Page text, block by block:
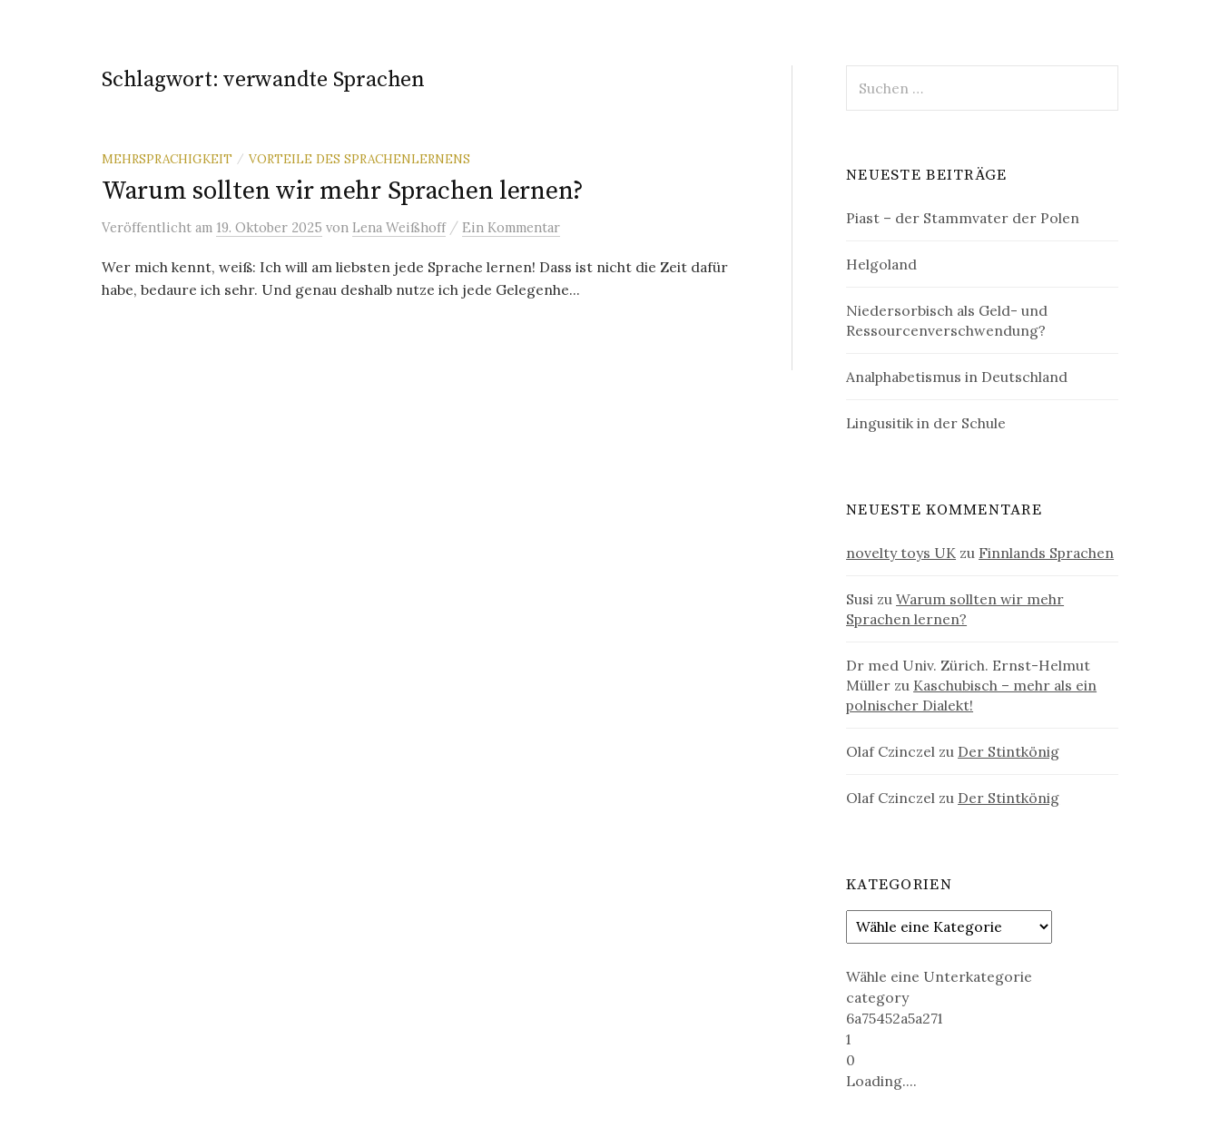
Schlagwort:verwandte Sprachen
MEHRSPRACHIGKEIT / VORTEILE DES SPRACHENLERNENS
Warum sollten wir mehr Sprachen lernen?
Veröffentlicht am 19. Oktober 2025 von Lena Weißhoff / Ein Kommentar
Wer mich kennt, weiß: Ich will am liebsten jede Sprache lernen! Dass ist nicht die Zeit dafür
habe, bedaure ich sehr. Und genau deshalb nutze ich jede Gelegenhe...
nach:
NEUESTE BEITRÄGE
Piast – der Stammvater der Polen
Helgoland
Niedersorbisch als Geld- und
Ressourcenverschwendung?
Analphabetismus in Deutschland
Lingusitik in der Schule
NEUESTE KOMMENTARE
novelty toys UK zu Finnlands Sprachen
Susi zuWarum sollten wir mehr
Sprachen lernen?
Dr med Univ. Zürich. Ernst-Helmut
Müller zu Kaschubisch – mehr als ein
polnischer Dialekt!
Olaf Czinczel zu Der Stintkönig
Olaf Czinczel zu Der Stintkönig
KATEGORIEN
Wähle eine Unterkategorie
category
6a75452a5a271
1
0
Loading....